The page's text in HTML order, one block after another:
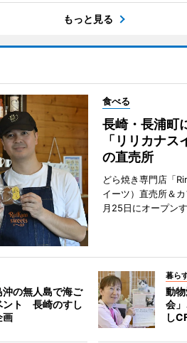
もっと見る
食べる
長崎・長浦町
「リリカナ
の直売所
どら焼き専門店「
イーツ）直売所＆
月25日にオープンす
の無人島で海ご
ント 長崎のすし
画
暮ら
動
会
し